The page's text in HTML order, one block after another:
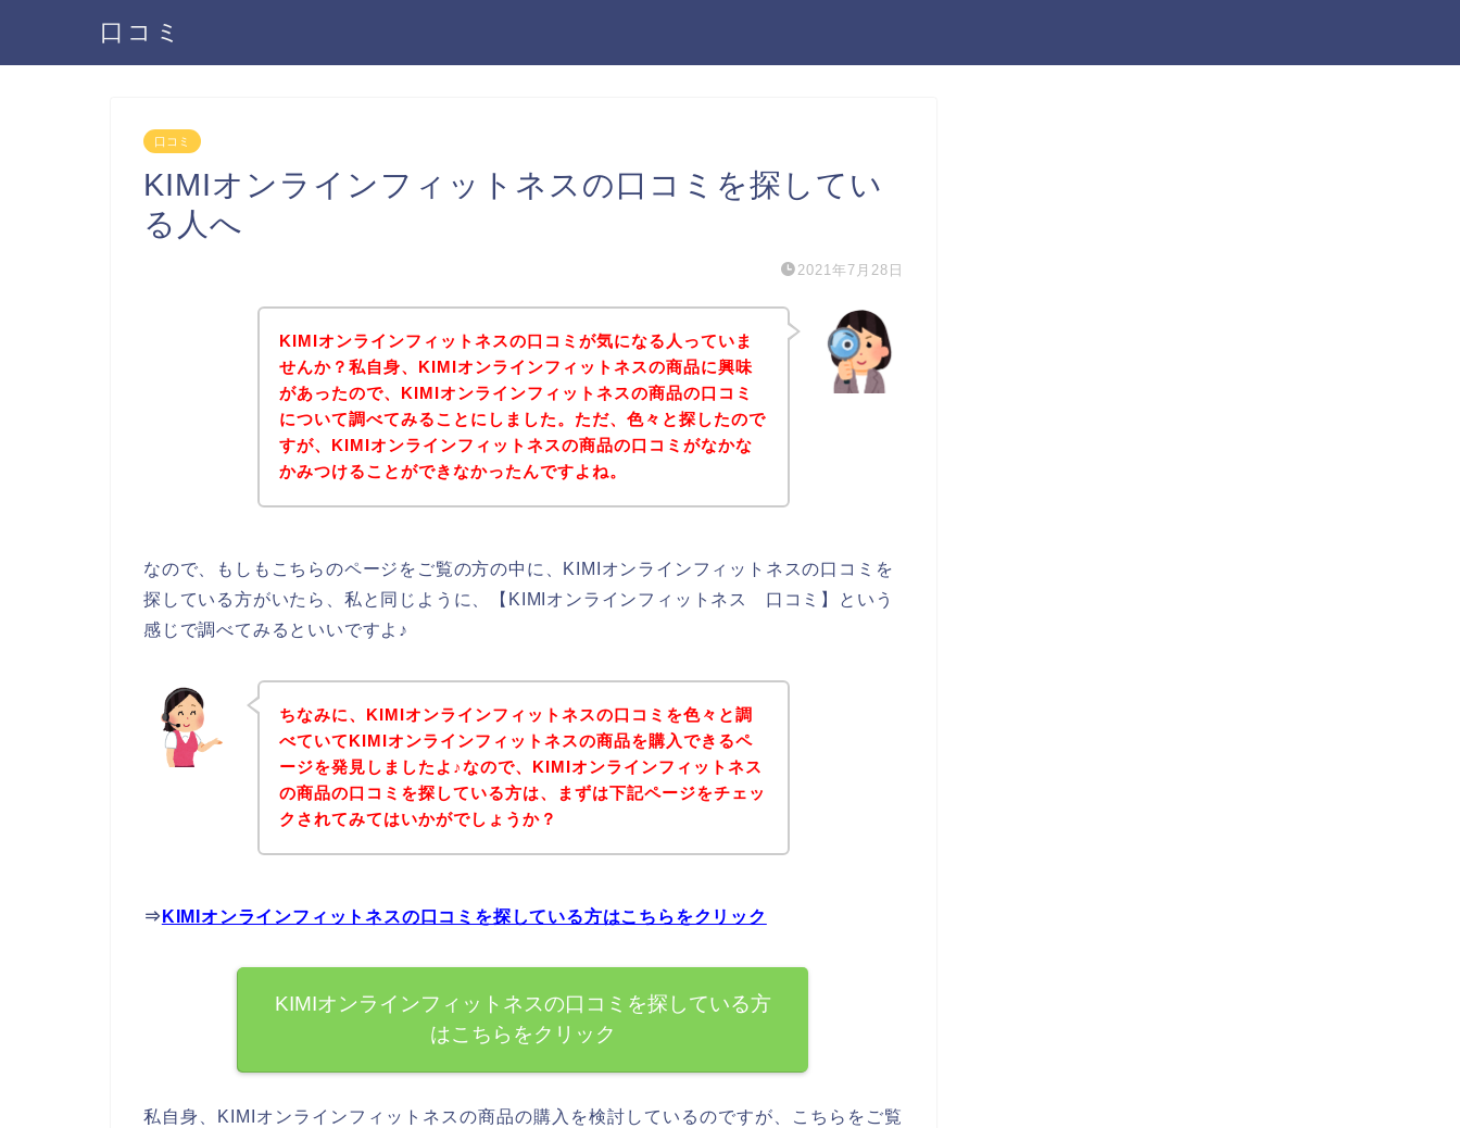
口コミ
口コミ
KIMIオンラインフィットネスの口コミを探してい
る人へ
2021年7月28日
KIMIオンラインフィットネスの口コミが気になる人っていま
せんか？私自身、KIMIオンラインフィットネスの商品に興味
があったので、KIMIオンラインフィットネスの商品の口コミ
について調べてみることにしました。ただ、色々と探したので
すが、KIMIオンラインフィットネスの商品の口コミがなかな
かみつけることができなかったんですよね。
なので、もしもこちらのページをご覧の方の中に、KIMIオンラインフィットネスの口コミを
探している方がいたら、私と同じように、【KIMIオンラインフィットネス 口コミ】という
感じで調べてみるといいですよ♪
ちなみに、KIMIオンラインフィットネスの口コミを色々と調
べていてKIMIオンラインフィットネスの商品を購入できるペ
ージを発見しましたよ♪なので、KIMIオンラインフィットネス
の商品の口コミを探している方は、まずは下記ページをチェッ
クされてみてはいかがでしょうか？
⇒ KIMIオンラインフィットネスの口コミを探している方はこちらをクリック
KIMIオンラインフィットネスの口コミを探している方
はこちらをクリック
私自身、KIMIオンラインフィットネスの商品の購入を検討しているのですが、こちらをご覧